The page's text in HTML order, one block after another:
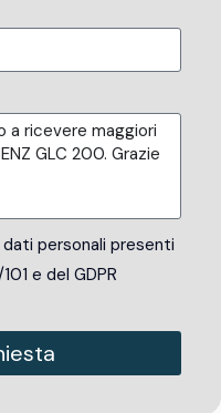
personali presenti
e del GDPR